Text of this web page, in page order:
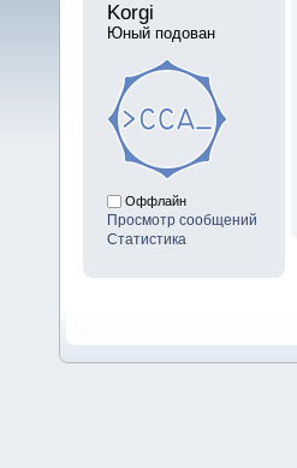
Korgi
Юный подован
Оффлайн
Просмотр сообщений
Статистика